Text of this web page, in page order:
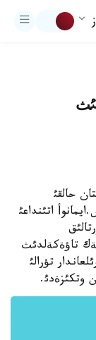
حالقئ
اتئنداعئ
تاؤةكةلدئث
تؤرالئ
وتكئزةدئ.